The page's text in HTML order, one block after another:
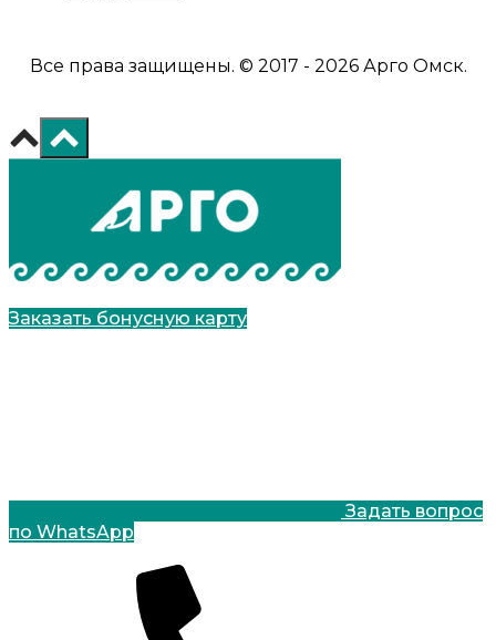
Все права защищены. © 2017 - 2026 Арго Омск.
Заказать бонусную карту
Задать вопрос
по WhatsApp